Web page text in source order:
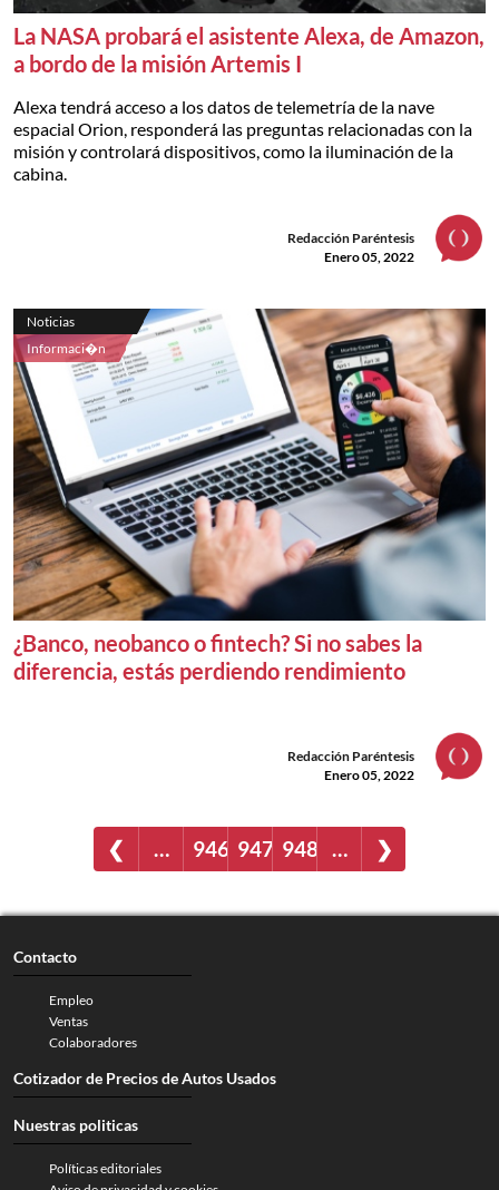
La NASA probará el asistente Alexa, de Amazon,
a bordo de la misión Artemis I
Alexa tendrá acceso a los datos de telemetría de la nave
espacial Orion, responderá las preguntas relacionadas con la
misión y controlará dispositivos, como la iluminación de la
cabina.
Redacción Paréntesis
Enero 05, 2022
Noticias
Informaci�n
¿Banco, neobanco o fintech? Si no sabes la
diferencia, estás perdiendo rendimiento
Redacción Paréntesis
Enero 05, 2022
❮ … 946 947 948 … ❯
Contacto
Empleo
Ventas
Colaboradores
Cotizador de Precios de Autos Usados
Nuestras politicas
Políticas editoriales